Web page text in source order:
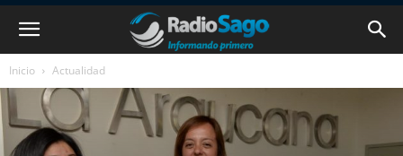
Inicio Actualidad